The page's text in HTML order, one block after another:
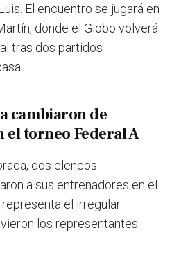
El encuentro se jugará en
donde el Globo volverá
tras dos partidos
cambiaron de
torneo Federal A
dos elencos
a sus entrenadores en el
representa el irregular
los representantes